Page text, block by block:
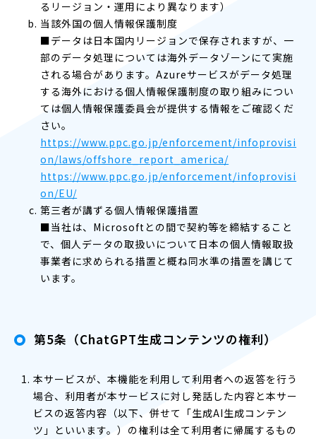
るリージョン・運用により異なります）
当該外国の個人情報保護制度
■データは日本国内リージョンで保存されますが、一
部のデータ処理については海外データゾーンにて実施
される場合があります。Azureサービスがデータ処理
する海外における個人情報保護制度の取り組みについ
ては個人情報保護委員会が提供する情報をご確認くだ
さい。
https://www.ppc.go.jp/enforcement/infoprovisi
on/laws/offshore_report_america/
https://www.ppc.go.jp/enforcement/infoprovisi
on/EU/
第三者が講ずる個人情報保護措置
■当社は、Microsoftとの間で契約等を締結すること
で、個人データの取扱いについて日本の個人情報取扱
事業者に求められる措置と概ね同水準の措置を講じて
います。
第5条（ChatGPT生成コンテンツの権利）
本サービスが、本機能を利用して利用者への返答を行う
場合、利用者が本サービスに対し発話した内容と本サー
ビスの返答内容（以下、併せて「生成AI生成コンテン
ツ」といいます。）の権利は全て利用者に帰属するもの